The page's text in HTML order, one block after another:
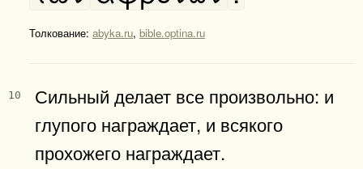
Толкование: abyka.ru, bible.optina.ru
10
Сильный делает все произвольно: и
глупого награждает, и всякого
прохожего награждает.